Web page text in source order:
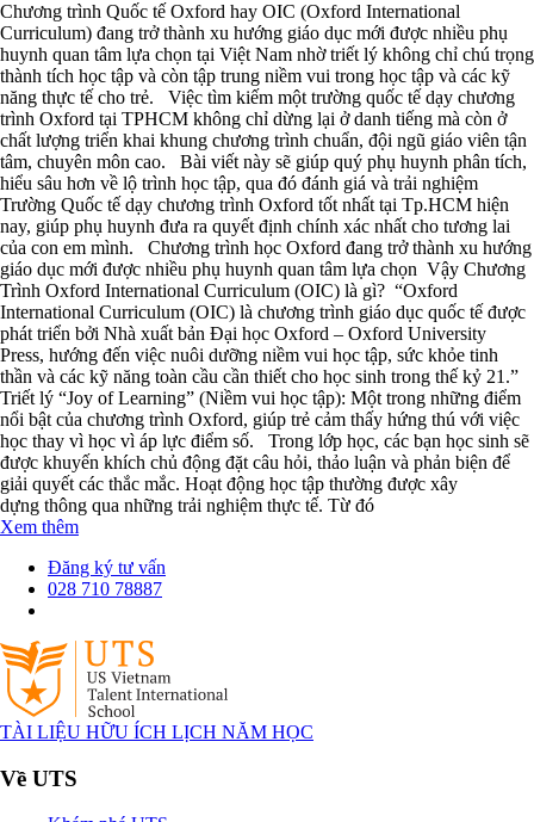
Chương trình Quốc tế Oxford hay OIC (Oxford International
Curriculum) đang trở thành xu hướng giáo dục mới được nhiều phụ
huynh quan tâm lựa chọn tại Việt Nam nhờ triết lý không chỉ chú trọng
thành tích học tập và còn tập trung niềm vui trong học tập và các kỹ
năng thực tế cho trẻ. Việc tìm kiếm một trường quốc tế dạy chương
trình Oxford tại TPHCM không chỉ dừng lại ở danh tiếng mà còn ở
chất lượng triển khai khung chương trình chuẩn, đội ngũ giáo viên tận
tâm, chuyên môn cao. Bài viết này sẽ giúp quý phụ huynh phân tích,
hiểu sâu hơn về lộ trình học tập, qua đó đánh giá và trải nghiệm
Trường Quốc tế dạy chương trình Oxford tốt nhất tại Tp.HCM hiện
nay, giúp phụ huynh đưa ra quyết định chính xác nhất cho tương lai
của con em mình. Chương trình học Oxford đang trở thành xu hướng
giáo dục mới được nhiều phụ huynh quan tâm lựa chọn Vậy Chương
Trình Oxford International Curriculum (OIC) là gì? “Oxford
International Curriculum (OIC) là chương trình giáo dục quốc tế được
phát triển bởi Nhà xuất bản Đại học Oxford – Oxford University
Press, hướng đến việc nuôi dưỡng niềm vui học tập, sức khỏe tinh
thần và các kỹ năng toàn cầu cần thiết cho học sinh trong thế kỷ 21.”
Triết lý “Joy of Learning” (Niềm vui học tập): Một trong những điểm
nổi bật của chương trình Oxford, giúp trẻ cảm thấy hứng thú với việc
học thay vì học vì áp lực điểm số. Trong lớp học, các bạn học sinh sẽ
được khuyến khích chủ động đặt câu hỏi, thảo luận và phản biện để
giải quyết các thắc mắc. Hoạt động học tập thường được xây
dựng thông qua những trải nghiệm thực tế. Từ đó
Xem thêm
Đăng ký tư vấn
028 710 78887
TÀI LIỆU HỮU ÍCH LỊCH NĂM HỌC
Về UTS